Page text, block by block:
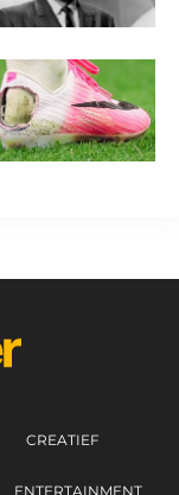
CREATIEF
ENTERTAINMENT